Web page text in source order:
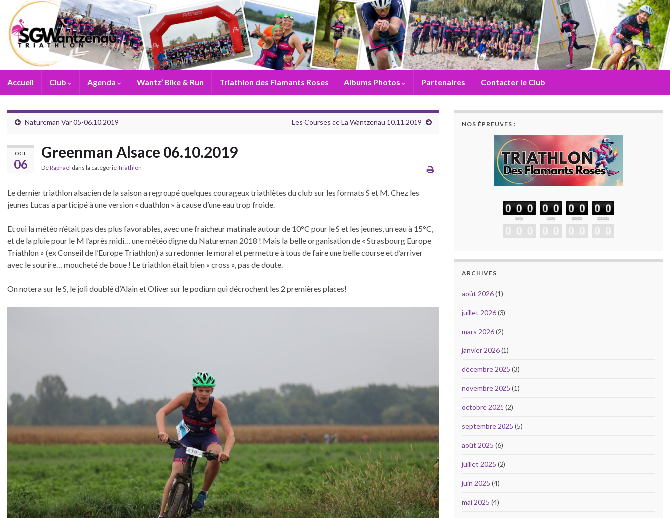
Accueil Club Agenda Wantz’ Bike & Run Triathlon des Flamants Roses Albums Photos Partenaires Contacter le Club
Natureman Var 05-06.10.2019 Les Courses de La Wantzenau 10.11.2019
OCT
06
Greenman Alsace 06.10.2019
DeRaphaël dans la catégorieTriathlon
Le dernier triathlon alsacien de la saison a regroupé quelques courageux triathlètes du club sur les formats S et M. Chez les
jeunes Lucas a participé à une version « duathlon » à cause d’une eau trop froide.
Et oui la météo n’était pas des plus favorables, avec une fraicheur matinale autour de 10°C pour le S et les jeunes, un eau à 15°C,
et de la pluie pour le M l’après midi… une météo digne du Natureman 2018 ! Mais la belle organisation de « Strasbourg Europe
Triathlon » (ex Conseil de l’Europe Triathlon) a su redonner le moral et permettre à tous de faire une belle course et d’arriver
avec le sourire… moucheté de boue ! Le triathlon était bien « cross », pas de doute.
On notera sur le S, le joli doublé d’Alain et Oliver sur le podium qui décrochent les 2 premières places!
NOS ÉPREUVES :
ARCHIVES
août 2026(1)
juillet 2026(3)
mars 2026(2)
janvier 2026(1)
décembre 2025 (3)
novembre 2025 (1)
octobre 2025 (2)
septembre 2025 (5)
août 2025 (6)
juillet 2025 (2)
juin 2025 (4)
mai 2025 (4)